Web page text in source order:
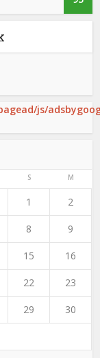
js/
S M
1 2
8 9
15 16
22 23
29 30